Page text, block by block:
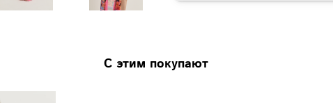
С этим покупают